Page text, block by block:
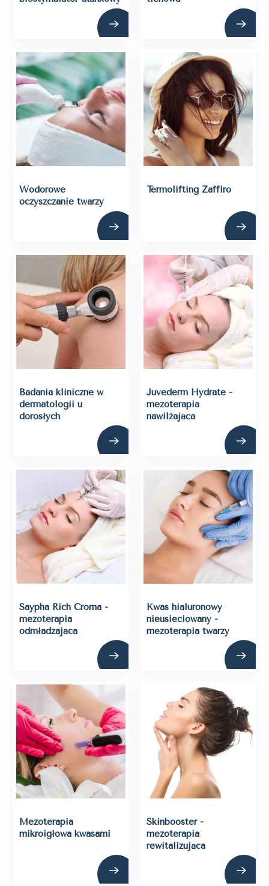
Wodorowe
oczyszczanie twarzy
Termolifting Zaffiro
Badania kliniczne w
dermatologii u
dorosłych
Juvéderm Hydrate -
mezoterapia
nawilżająca
Saypha Rich Croma -
mezoterapia
odmładzająca
Kwas hialuronowy
nieusieciowany -
mezoterapia twarzy
Mezoterapia
mikroigłowa kwasami
Skinbooster -
mezoterapia
rewitalizująca